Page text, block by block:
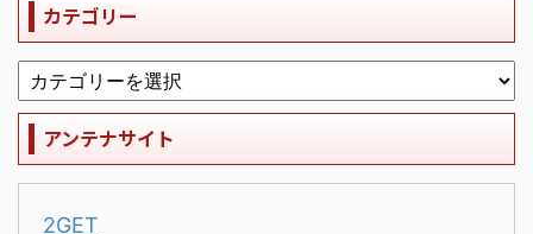
カテゴリー
アンテナサイト
2GET